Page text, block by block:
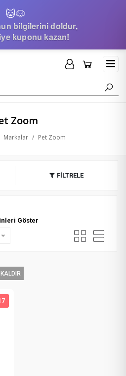
🐱🐶
bilgilerini doldur,
kuponu kazan!
Zoom
Markalar / Pet Zoom
FİLTRELE
Göster